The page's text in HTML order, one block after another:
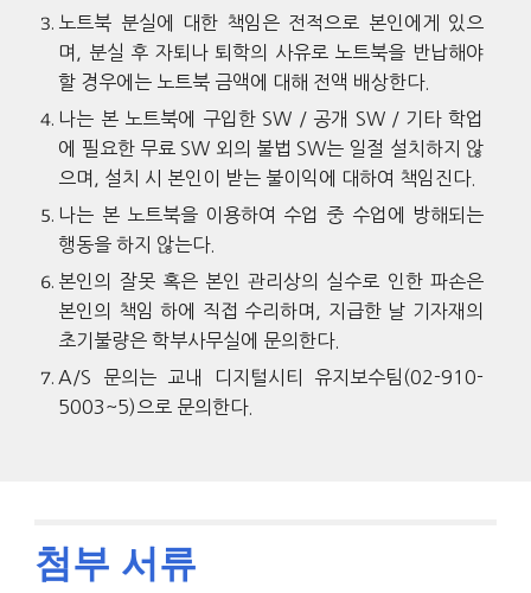
노트북 분실에 대한 책임은 전적으로 본인에게 있으
며, 분실 후 자퇴나 퇴학의 사유로 노트북을 반납해야
할 경우에는 노트북 금액에 대해 전액 배상한다.
나는 본 노트북에 구입한 SW / 공개 SW / 기타 학업
에 필요한 무료 SW 외의 불법 SW는 일절 설치하지 않
으며, 설치 시 본인이 받는 불이익에 대하여 책임진다.
나는 본 노트북을 이용하여 수업 중 수업에 방해되는
행동을 하지 않는다.
본인의 잘못 혹은 본인 관리상의 실수로 인한 파손은
본인의 책임 하에 직접 수리하며, 지급한 날 기자재의
초기불량은 학부사무실에 문의한다.
A/S 문의는 교내 디지털시티 유지보수팀(02-910-
5003~5)으로 문의한다.
첨부 서류